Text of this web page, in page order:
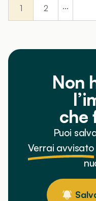
1 2 ...
Non
che
Puoi
Verrai avvisato